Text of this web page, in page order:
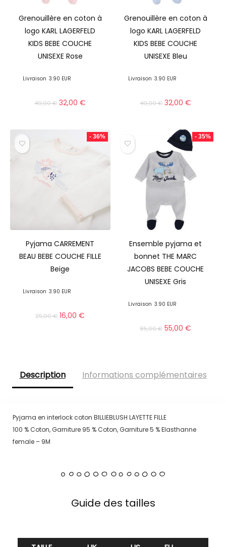
Grenouillère en coton à
logo KARL LAGERFELD
KIDS BEBE COUCHE
UNISEXE Rose
Livraison 3.90 EUR
49,00€ 32,00€
Grenouillère en coton à
logo KARL LAGERFELD
KIDS BEBE COUCHE
UNISEXE Bleu
Livraison 3.90 EUR
49,00€ 32,00€
- 36%
Pyjama CARREMENT
BEAU BEBE COUCHE FILLE
Beige
Livraison 3.90 EUR
25,00€ 16,00€
- 35%
Ensemble pyjama et
bonnet THE MARC
JACOBS BEBE COUCHE
UNISEXE Gris
Livraison 3.90 EUR
85,00€ 55,00€
Description Informations complémentaires
Pyjama en interlock coton BILLIEBLUSH LAYETTE FILLE
100 % Coton, Garniture 95 % Coton, Garniture 5 % Elasthanne
female – 9M
Guide des tailles